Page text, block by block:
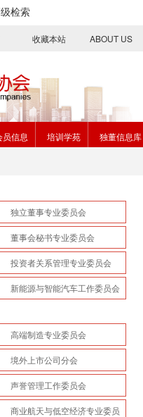
收藏本站 ABOUT US
检索
员信息 培训学苑 独董信息库
独立董事专业委员会
董事会秘书专业委员会
投资者关系管理专业委员会
新能源与智能汽车工作委员会
高端制造专业委员会
境外上市公司分会
声誉管理工作委员会
商业航天与低空经济专业委员